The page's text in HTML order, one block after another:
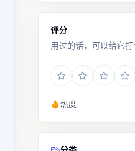
评分
用过的话，可以给它打
热度